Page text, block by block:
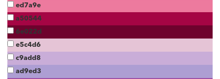
ed7a9e
a50544
6e022d
e5c4d6
c9add8
ad9ed3